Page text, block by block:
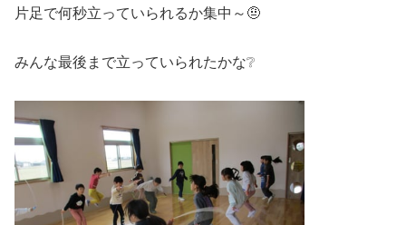
片足で何秒立っていられるか集中～🤨
みんな最後まで立っていられたかな❔